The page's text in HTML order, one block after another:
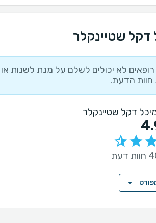
דקל שטיינקלר
לא יכולים לשלם על מנת לשנות או
הדעת.
דקל שטיינקלר